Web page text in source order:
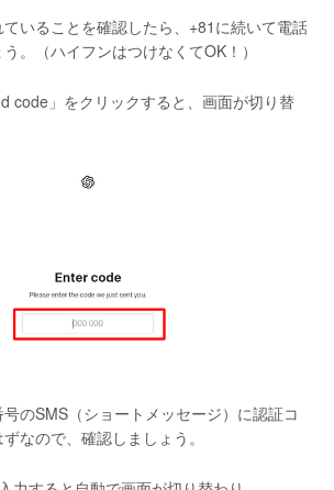
ていることを確認したら、+81に続いて電話
。（ハイフンはつけなくてOK！）
code」をクリックすると、画面が切り替
のSMS（ショートメッセージ）に認証コ
なので、確認しましょう。